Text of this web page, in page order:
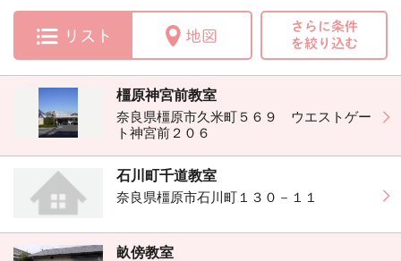
リスト 地図
さらに条件
を絞り込む
橿原神宮前教室
奈良県橿原市久米町５６９ ウエストゲー
ト神宮前２０６
石川町千道教室
奈良県橿原市石川町１３０－１１
畝傍教室